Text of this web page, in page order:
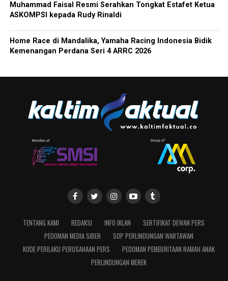
Muhammad Faisal Resmi Serahkan Tongkat Estafet Ketua
ASKOMPSI kepada Rudy Rinaldi
Home Race di Mandalika, Yamaha Racing Indonesia Bidik
Kemenangan Perdana Seri 4 ARRC 2026
TENTANG KAMI REDAKSI INFO IKLAN
SERTIFIKAT DEWAN PERS
PEDOMAN MEDIA SIBER
SOP PERLINDUNGAN WARTAWAN
KODE PERILAKU PERUSAHAAN PERS
PEDOMAN PEMBERITAAN RAMAH ANAK
PERLINDUNGAN MEREK